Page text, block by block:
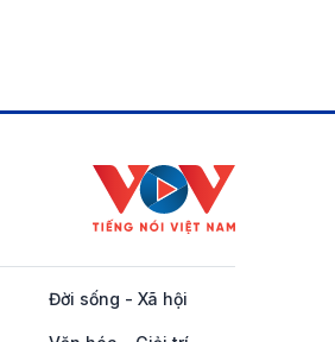
Đời sống - Xã hội